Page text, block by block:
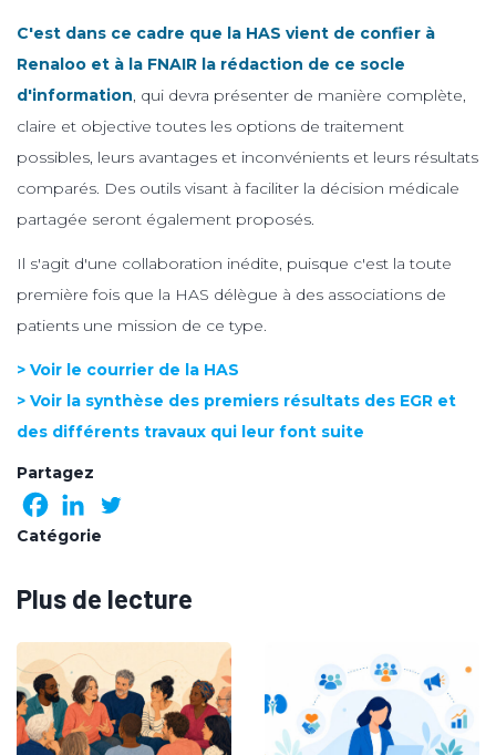
C'est dans ce cadre que la HAS vient de confier à
Renaloo et à la FNAIR la rédaction de ce socle
d'information, qui devra présenter de manière complète,
claire et objective toutes les options de traitement
possibles, leurs avantages et inconvénients et leurs résultats
comparés. Des outils visant à faciliter la décision médicale
partagée seront également proposés.
Il s'agit d'une collaboration inédite, puisque c'est la toute
première fois que la HAS délègue à des associations de
patients une mission de ce type.
> Voir le courrier de la HAS
> Voir la synthèse des premiers résultats des EGR et
des différents travaux qui leur font suite
Partagez
Catégorie
Plus de lecture